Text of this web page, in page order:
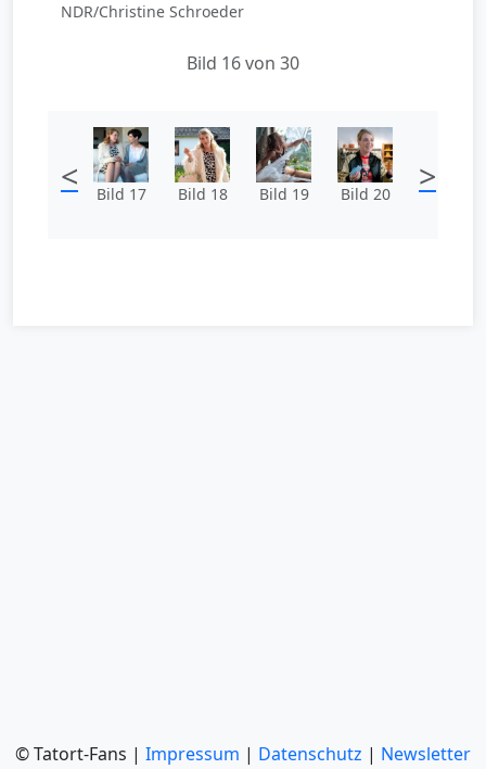
NDR/Christine Schroeder
Bild 16 von 30
< Bild 17 Bild 18 Bild 19 Bild 20 >
© Tatort-Fans | Impressum | Datenschutz | Newsletter